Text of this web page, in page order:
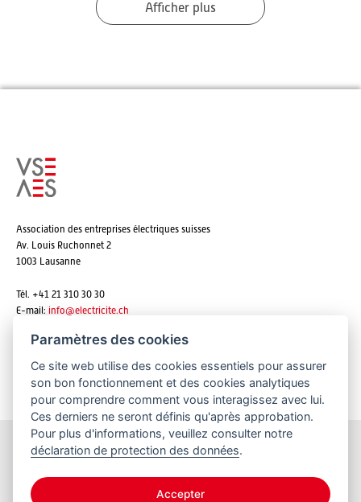
Afficher plus
Association des entreprises électriques suisses
Av. Louis Ruchonnet 2
1003 Lausanne
Tél. +41 21 310 30 30
E-mail: info@electricite.ch
S'abonner aux newsletters
Restez informés
Paramètres des cookies
Ce site web utilise des cookies essentiels pour assurer
son bon fonctionnement et des cookies analytiques
pour comprendre comment vous interagissez avec lui.
Ces derniers ne seront définis qu'après approbation.
Pour plus d'informations, veuillez consulter notre
déclaration de protection des données.
Accepter